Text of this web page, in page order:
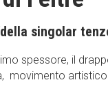
singolar
spessore, il
movimento